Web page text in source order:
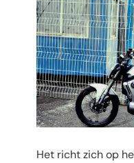
Het richt zich op